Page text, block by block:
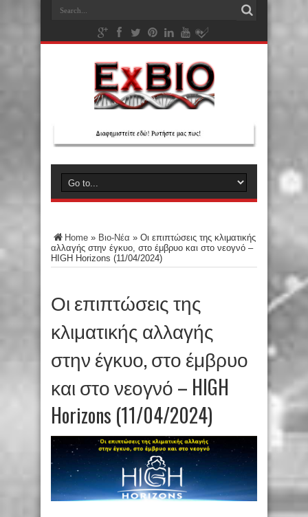
Home » Βιο-Νέα » Οι επιπτώσεις της κλιματικής
αλλαγής στην έγκυο, στο έμβρυο και στο νεογνό –
HIGH Horizons (11/04/2024)
Οι επιπτώσεις της
κλιματικής αλλαγής
στην έγκυο, στο έμβρυο
και στο νεογνό – HIGH
Horizons (11/04/2024)